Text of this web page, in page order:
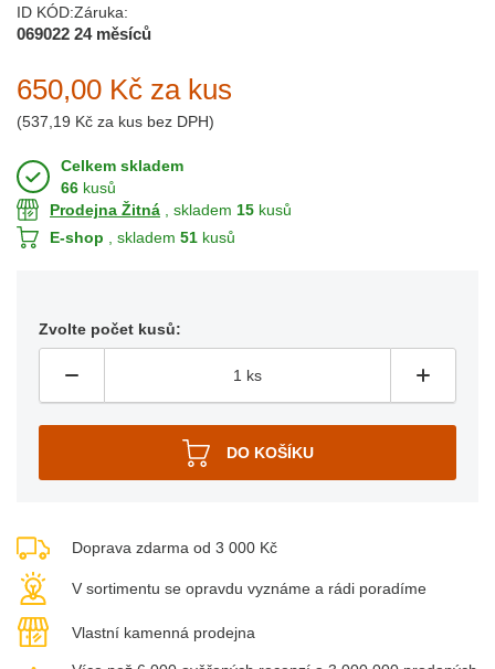
ID KÓD:
069022
Záruka:
24 měsíců
650,00 Kč za kus
(537,19 Kč za kus bez DPH)
Celkem skladem
66 kusů
Prodejna Žitná , skladem 15 kusů
E-shop , skladem 51 kusů
Zvolte počet kusů:
Doprava zdarma od 3 000 Kč
V sortimentu se opravdu vyznáme a rádi poradíme
Vlastní kamenná prodejna